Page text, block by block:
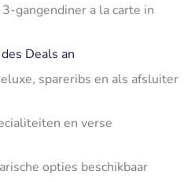
gangendiner a la carte in
Deals an
spareribs en als afsluiter
en verse
opties beschikbaar